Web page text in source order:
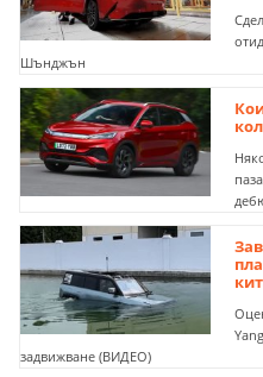
Шънджън
задвижване (ВИДЕО)